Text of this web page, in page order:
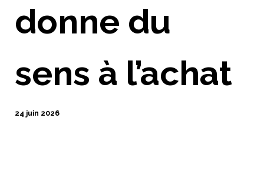
donne du
sens à l’achat
24 juin 2026